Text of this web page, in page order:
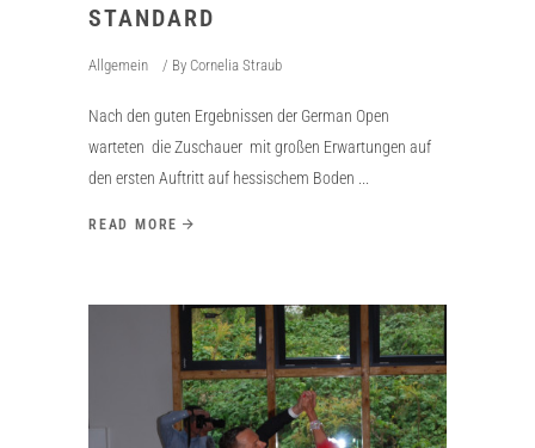
STANDARD
Allgemein By Cornelia Straub
Nach den guten Ergebnissen der German Open
warteten die Zuschauer mit großen Erwartungen auf
den ersten Auftritt auf hessischem Boden
READ MORE